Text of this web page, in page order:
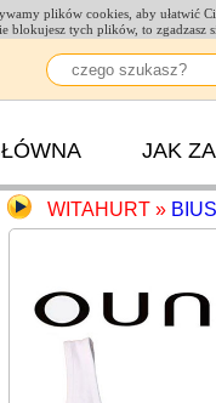
plików cookies, aby ułatwić
blokujesz tych plików, to zgadzasz
JAK
WITAHURT »